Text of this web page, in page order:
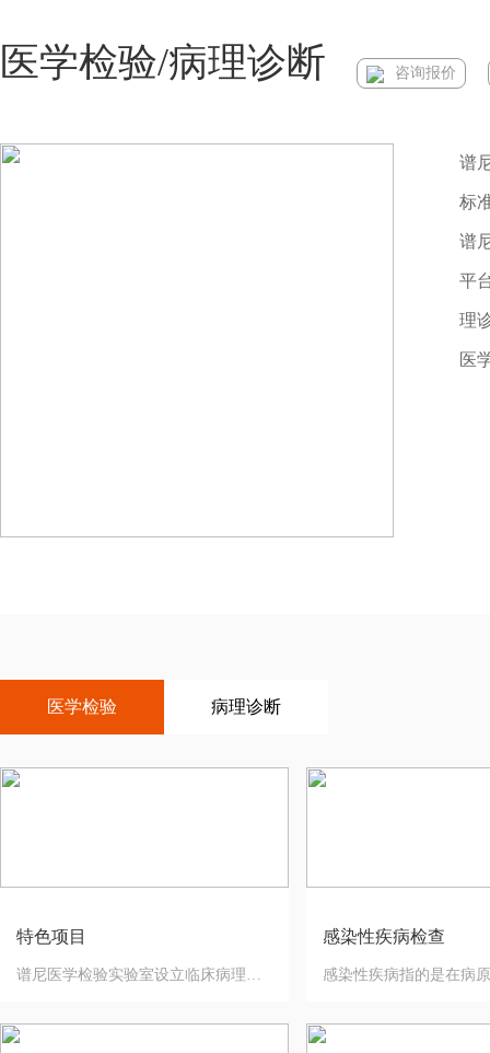
医学检验/病理诊断 咨询报价
谱
标
谱
平
理
医
医学检验 病理诊断
特色项目
谱尼医学检验实验室设立临床病理学、临床免疫学、临床化学
感染性疾病检查